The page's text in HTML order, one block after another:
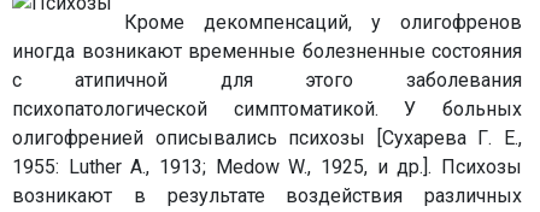
Кроме декомпенсаций, у олигофренов
иногда возникают временные болезненные состояния
с атипичной для этого заболевания
психопатологической симптоматикой. У больных
олигофренией описывались психозы [Сухарева Г. Е.,
1955: Luther A., 1913; Medow W., 1925, и др.]. Психозы
возникают в результате воздействия различных